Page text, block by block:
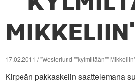
17.02.2011 / "Westerlund ""kylmiltään"" Mikkeliin"
Kirpeän pakkaskelin saattelemana